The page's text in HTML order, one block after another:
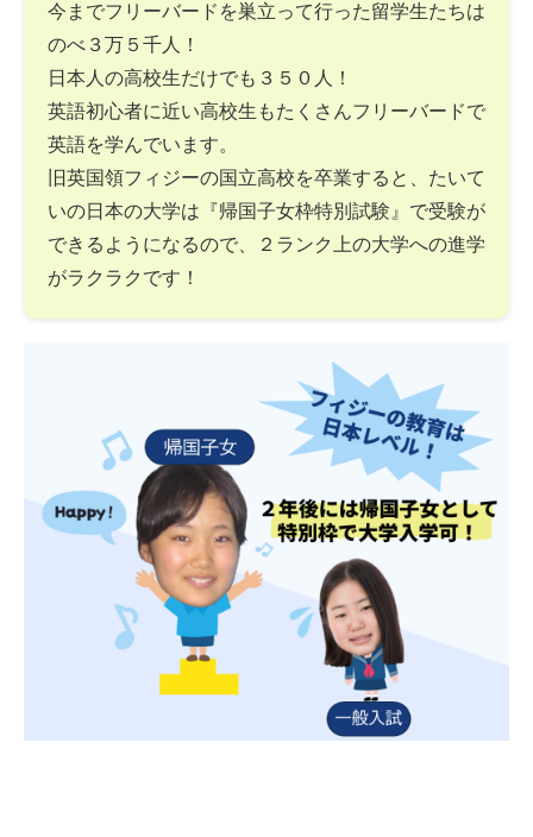
今までフリーバードを巣立って行った留学生たちは
のべ３万５千人！
日本人の高校生だけでも３５０人！
英語初心者に近い高校生もたくさんフリーバードで
英語を学んでいます。
旧英国領フィジーの国立高校を卒業すると、たいて
いの日本の大学は『帰国子女枠特別試験』で受験が
できるようになるので、２ランク上の大学への進学
がラクラクです！